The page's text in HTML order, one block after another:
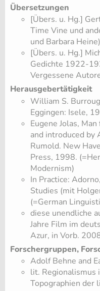
Übersetzungen
[Übers. u. Hg.]
Time Vine und
und Barbara
[Übers. u. Hg.]
Gedichte 1922-
Vergessene
Herausgebertätigkeit
William S.
Eggingen: Isele,
Eugene Jolas,
and introduced by
Rumold. New
Press, 1998.
Modernism)
In Practice:
Studies (mit
(=German
diese unendliche
Jahre Film im
Azur, in Vorb.
Forschergruppen,
Adolf Behne and
lit. Regionalismus
Topographien der